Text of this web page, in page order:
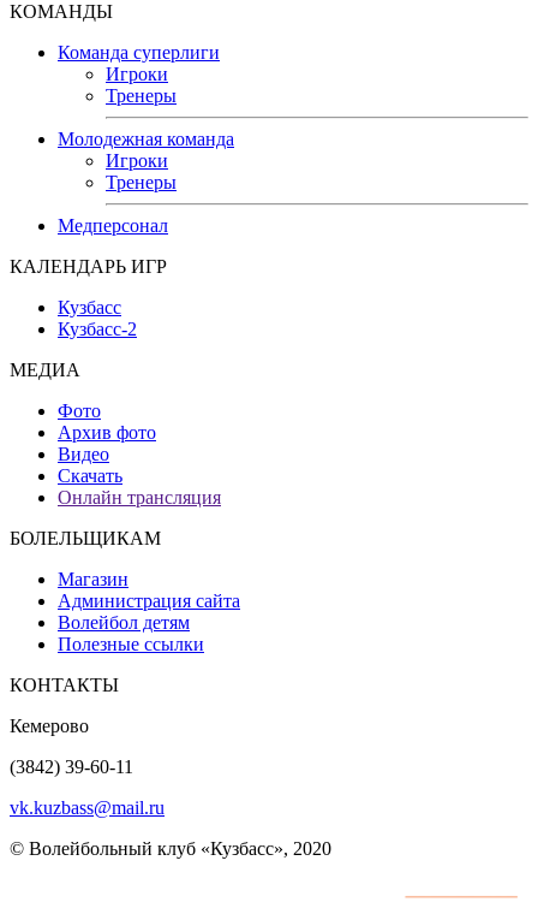
КОМАНДЫ
Команда суперлиги
Игроки
Тренеры
Молодежная команда
Игроки
Тренеры
Медперсонал
КАЛЕНДАРЬ ИГР
Кузбасс
Кузбасс-2
МЕДИА
Фото
Архив фото
Видео
Скачать
Онлайн трансляция
БОЛЕЛЬЩИКАМ
Магазин
Администрация сайта
Волейбол детям
Полезные ссылки
КОНТАКТЫ
Кемерово
(3842) 39-60-11
vk.kuzbass@mail.ru
© Волейбольный клуб «Кузбасс», 2020